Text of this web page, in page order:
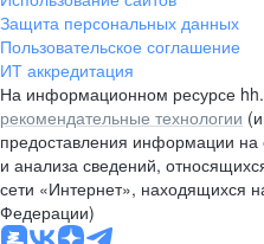
Защита персональных данных
Пользовательское соглашение
ИТ аккредитация
На информационном ресурсе
рекомендательные технологии
предоставления информации на
и анализа сведений,
сети «Интернет», находящихся
Федерации)